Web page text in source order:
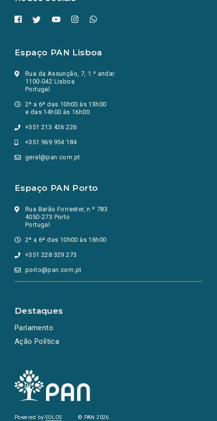
Espaço PAN Lisboa
Rua da Assunção, 7, 1.º andar
1100-042 Lisboa
Portugal
2ª a 6ª das 10h00 às 13h00
e das 14h00 às 16h00
+351 213 426 226
+351 969 954 184
geral@pan.com.pt
Espaço PAN Porto
Rua Barão Forrester, n.º 783
4050-273 Porto
Portugal
2ª a 6ª das 10h00 às 16h00
+351 228 329 273
porto@pan.com.pt
Destaques
Parlamento
Ação Política
Powered bySOLOS © PAN 2026